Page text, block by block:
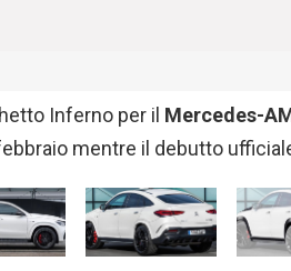
Inferno per il Mercedes-
mentre il debutto